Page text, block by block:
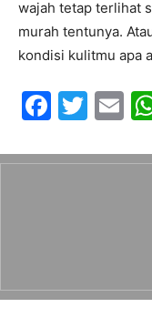
wajah tetap terlihat
murah tentunya.
kondisi kulitmu apa
F
c
o
k
T
itt
E
ai